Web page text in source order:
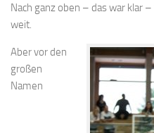
Nach ganz oben – das war klar
weit.
Aber vor den
großen
Namen